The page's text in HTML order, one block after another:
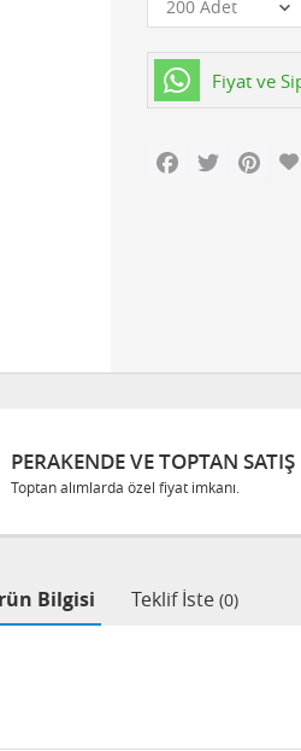
Fiyat ve
Facebook
Twitter
PERAKENDE VE TOPTAN SATIŞ
Toptan alımlarda özel fiyat imkanı.
Bilgisi Teklif İste (0)